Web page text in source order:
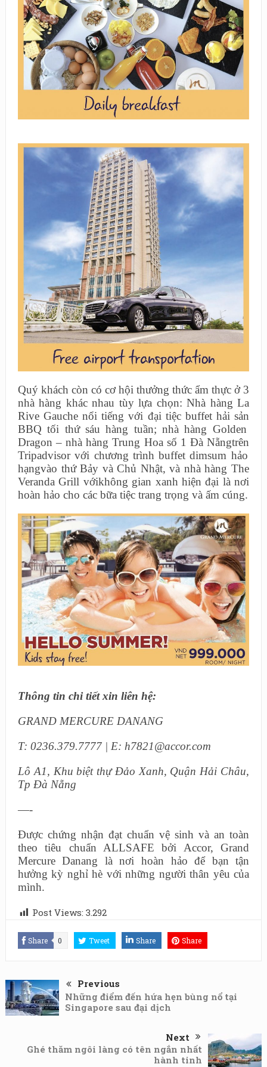
Quý khách còn có cơ hội thưởng thức ẩm thựcở 3
nhà hàng khác nhau tùy lựa chọn: Nhà hàng La
Rive Gauchenổi tiếng với đại tiệcbuffet hải sản
BBQ tối thứ sáu hàng tuần; nhà hàng Golden
Dragon – nhà hàng Trung Hoa số 1 ĐàNẵngtrên
Tripadvisor với chương trình buffet dimsum hảo
hạngvào thứ Bảy và Chủ Nhật, và nhà hàng The
Veranda Grill vớikhông gian xanh hiện đại là nơi
hoàn hảo cho các bữa tiệc trang trọng và ấm cúng.
Thông tin chi tiết xin liên hệ:
GRAND MERCURE DANANG
T: 0236.379.7777| E: h7821@accor.com
Lô A1, Khu biệt thự Đảo Xanh, Quận Hải Châu,
Tp Đà Nẵng
—-
Được chứng nhận đạt chuẩn vệ sinh và an toàn
theo tiêu chuẩn ALLSAFE bởi Accor, Grand
Mercure Danang là nơi hoàn hảo để bạntận
hưởng kỳ nghỉ hè với những người thân yêu của
mình.
Post Views: 3.292
Share 0 Tweet Share Share
Previous
Những điểm đến hứa hẹn bùng nổ tại
Singapore sau đại dịch
Next
Ghé thăm ngôi làng có tên ngắn nhất
hành tinh